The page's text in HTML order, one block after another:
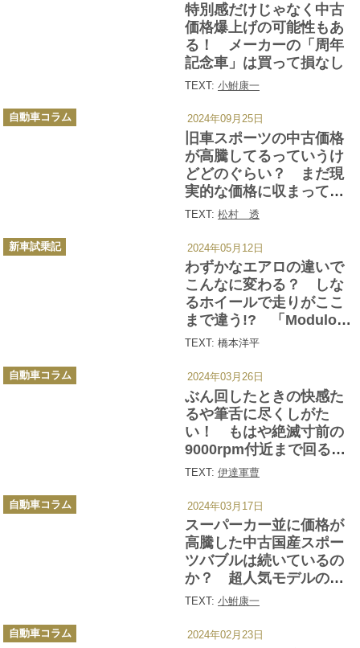
特別感だけじゃなく中古
価格爆上げの可能性もあ
る！ メーカーの「周年
記念車」は買って損なし
TEXT: 小鮒康一
旧車スポーツの中古価格
が高騰してるっていうけ
どどのぐらい？ まだ現
実的な価格に収まってい
るクルマ５台の相場を調
TEXT: 松村 透
カ
テ
自動車コラム 2024年09月25日
わずかなエアロの違いで
こんなに変わる？ しな
るホイールで走りがここ
まで違う!? 「Modulo30
周年」試乗会で感じたホ
力!!
TEXT: 橋本洋平
カ
テ
新車試乗記 2024年05月12日
ぶん回したときの快感た
るや筆舌に尽くしがた
い！ もはや絶滅寸前の
9000rpm付近まで回るエ
ンジン搭載車たち
TEXT: 伊達軍曹
カ
テ
自動車コラム 2024年03月26日
スーパーカー並に価格が
高騰した中古国産スポー
ツバブルは続いているの
か？ 超人気モデルのい
まの価格を調べてみた
TEXT: 小鮒康一
カ
テ
自動車コラム 2024年03月17日
カ
テ
自動車コラム 2024年02月23日